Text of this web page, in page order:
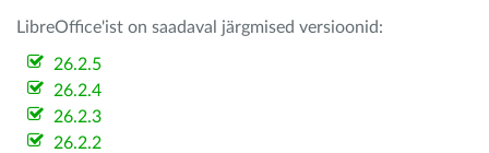
LibreOffice'ist on saadaval järgmised versioonid:
26.2.5
26.2.4
26.2.3
26.2.2